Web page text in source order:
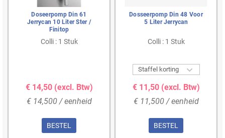
Doseerpomp Din 61
Jerrycan 10 Liter Ster /
Finitop
Colli : 1 Stuk
€ 14,50 (excl. Btw)
€ 14,500 / eenheid
BESTEL
Dosseerpomp Din 48 Voor
5 Liter Jerrycan
Colli : 1 Stuk
Staffel korting 
€ 11,50 (excl. Btw)
€ 11,500 / eenheid
BESTEL